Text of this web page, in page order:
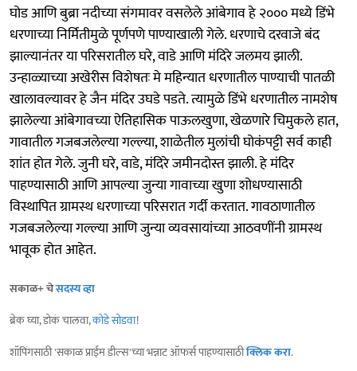
घोड आणि बुब्रा नदीच्या संगमावर वसलेले आंबेगाव हे २००० मध्ये डिंभे
धरणाच्या निर्मितीमुळे पूर्णपणे पाण्याखाली गेले. धरणाचे दरवाजे बंद
झाल्यानंतर या परिसरातील घरे, वाडे आणि मंदिरे जलमय झाली.
उन्हाळ्याच्या अखेरीस विशेषतः मे महिन्यात धरणातील पाण्याची पातळी
खालावल्यावर हे जैन मंदिर उघडे पडते. त्यामुळे डिंभे धरणातील नामशेष
झालेल्या आंबेगावच्या ऐतिहासिक पाऊलखुणा, खेळणारे चिमुकले हात,
गावातील गजबजलेल्या गल्ल्या, शाळेतील मुलांची घोकंपट्टी सर्व काही
शांत होत गेले. जुनी घरे, वाडे, मंदिरे जमीनदोस्त झाली. हे मंदिर
पाहण्यासाठी आणि आपल्या जुन्या गावाच्या खुणा शोधण्यासाठी
विस्थापित ग्रामस्थ धरणाच्या परिसरात गर्दी करतात. गावठाणातील
गजबजलेल्या गल्ल्या आणि जुन्या व्यवसायांच्या आठवणींनी ग्रामस्थ
भावूक होत आहेत.
सकाळ+ चेसदस्य व्हा
ब्रेक घ्या, डोकं चालवा,कोडे सोडवा!
शॉपिंगसाठी 'सकाळ प्राईम डील्स'च्या भन्नाट ऑफर्स पाहण्यासाठीक्लिक करा.